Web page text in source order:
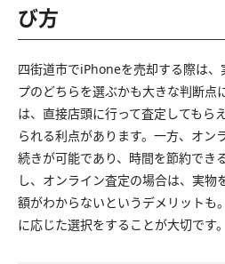
び方
四街道市でiPhoneを売却する際は
プのどちらを選ぶかも大きな判断点
は、直接店頭に行って査定してもら
られる利点があります。一方、オン
続きが可能であり、時間を節約でき
し、オンライン査定の場合は、実物
額がわからないというデメリットも
に応じた選択をすることが大切です。